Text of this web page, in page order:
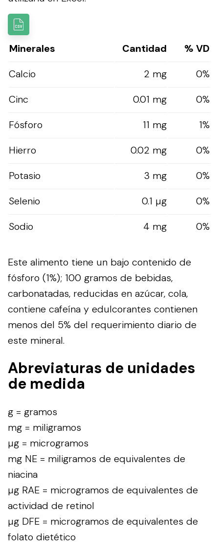
Minerales Cantidad
% VD
Calcio
2 mg
0%
Cinc
0.01 mg
0%
Fósforo
11 mg
1%
Hierro
0.02 mg
0%
Potasio
3 mg
0%
Selenio
0.1 µg
0%
Sodio
4 mg 0%
Este alimento tiene un bajo contenido de
fósforo (1%); 100 gramos de bebidas,
carbonatadas, reducidas en azúcar, cola,
contiene cafeína y edulcorantes contienen
menos del 5% del requerimiento diario de
este mineral.
Abreviaturas de unidades
de medida
g = gramos
mg = miligramos
µg = microgramos
mg NE = miligramos de equivalentes de
niacina
µg RAE = microgramos de equivalentes de
actividad de retinol
µg DFE = microgramos de equivalentes de
folato dietético